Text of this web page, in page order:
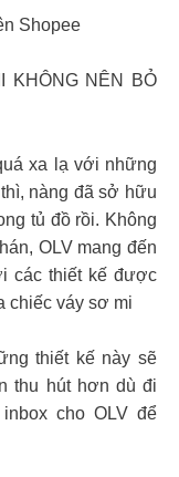
Shopee
KHÔNG NÊN BỎ
xa lạ với những
nàng đã sở hữu
tủ đồ rồi. Không
OLV mang đến
các thiết kế được
chiếc váy sơ mi
thiết kế này sẽ
thu hút hơn dù đi
cho OLV để